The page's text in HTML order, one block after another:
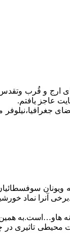
ارج و قُرب
عاجز یافتم.
ویونان
آنرا نماد
هاو…است.به
محیطی تاثیری